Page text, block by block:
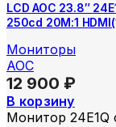
LCD AOC 23.8″
250cd 20M:1
Мониторы
AOC
12 900 ₽
В корзину
Монитор 24E1Q